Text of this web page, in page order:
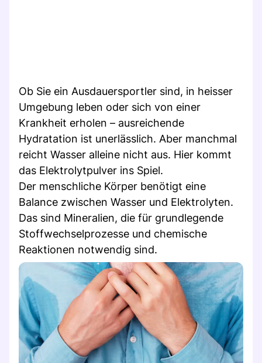
Ob Sie ein Ausdauersportler sind, in heisser
Umgebung leben oder sich von einer
Krankheit erholen – ausreichende
Hydratation ist unerlässlich. Aber manchmal
reicht Wasser alleine nicht aus. Hier kommt
das Elektrolytpulver ins Spiel.
Der menschliche Körper benötigt eine
Balance zwischen Wasser und Elektrolyten.
Das sind Mineralien, die für grundlegende
Stoffwechselprozesse und chemische
Reaktionen notwendig sind.